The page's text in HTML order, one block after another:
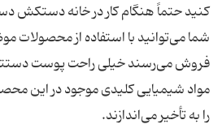
کنید حتماً هنگام کار در خانه دستکش
شما می‌توانید با استفاده از محصولات
فروش می‌رسند خیلی راحت پوست
مواد شیمیایی کلیدی موجود در این